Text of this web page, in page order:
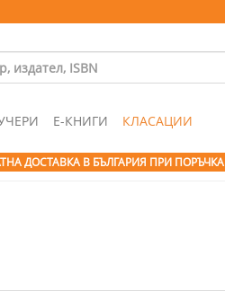
Е-КНИГИ КЛАСАЦИИ
ДОСТАВКА В БЪЛГАРИЯ ПРИ ПОРЪЧКА